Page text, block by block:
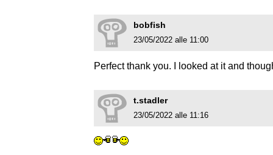
bobfish
23/05/2022 alle 11:00
Perfect thank you. I looked at it and
t.stadler
23/05/2022 alle 11:16